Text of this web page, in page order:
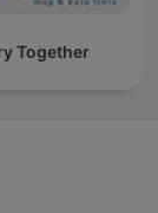
Together